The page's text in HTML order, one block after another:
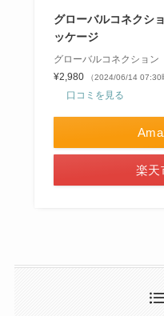
グローバルコネクシ
ッケージ
グローバルコネクション
¥2,980
（2024/06/14 07:30
口コミを見る
楽天